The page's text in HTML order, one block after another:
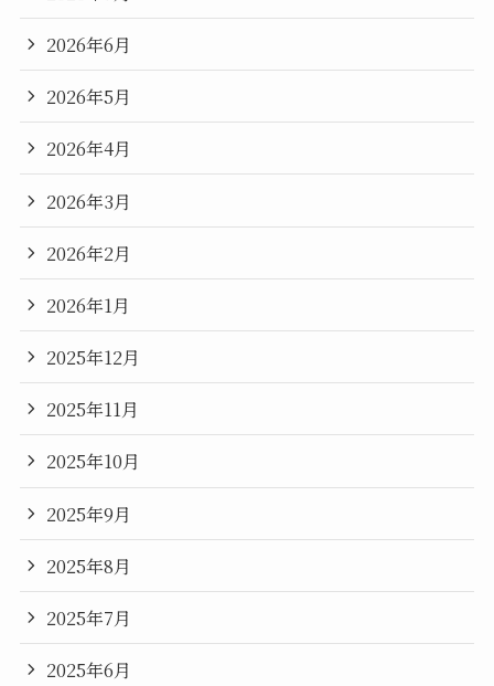
2026年6月
2026年5月
2026年4月
2026年3月
2026年2月
2026年1月
2025年12月
2025年11月
2025年10月
2025年9月
2025年8月
2025年7月
2025年6月